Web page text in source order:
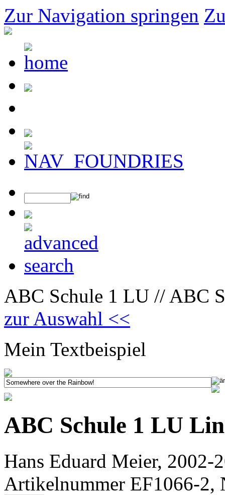
Zur Navigation springen
ABC Schule 1 LU // ABC
zur Auswahl <<
Mein Textbeispiel
ABC Schule 1 LU
Hans Eduard Meier, 2002-
Artikelnummer EF1066-2,